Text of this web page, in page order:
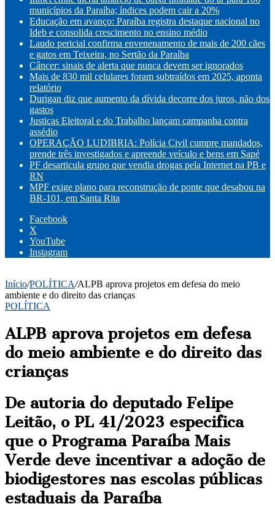
municípios da Paraíba; índices podem cair a 20%
Educação em avanço: Paraíba registra destaque nacional no
Ideb e consolida crescimento no ensino médio
Laudo pericial confirma envenenamento de mais de 200 cães
e gatos em Teixeira, no Sertão da Paraíba
Câncer: sinais de alerta que nunca devem ser ignorados
Mais de 830 mil celulares foram subtraídos em 2025, aponta
relatório
Durigan diz que aumento da dívida decorre dos juros, não dos
gastos
Justiças Eleitoral e do Trabalho lançam campanha contra
assédio
OPERAÇÃO LUDIBRIA: Polícia Civil cumpre mandados,
prende três investigados e apreende veículo e bens em Sapé
PF desarticula grupo que vendia drogas pela Internet na PB e
RN
MPF exige plano para reconstrução de ponte que desabou na
BR-101, em Santa Rita
Facebook
X
YouTube
Instagram
Início/POLÍTICA/ALPB aprova projetos em defesa do meio
ambiente e do direito das crianças
POLÍTICA
ALPB aprova projetos em defesa
do meio ambiente e do direito das
crianças
De autoria do deputado Felipe
Leitão, o PL 41/2023 especifica
que o Programa Paraíba Mais
Verde deve incentivar a adoção de
biodigestores nas escolas públicas
estaduais da Paraíba